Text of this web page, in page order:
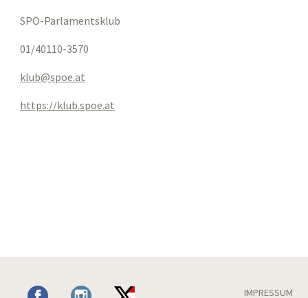
SPÖ-Parlamentsklub
01/40110-3570
klub spoe at
https://klub.spoe.at
IMPRESSUM